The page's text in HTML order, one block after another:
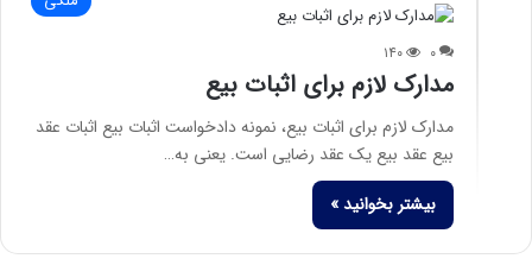
۰ ۱۴۰
مدارک لازم برای اثبات بیع
مدارک لازم برای اثبات بیع، نمونه دادخواست اثبات بیع اثبات عقد
بیع عقد بیع یک عقد رضایی است. یعنی به…
بیشتر بخوانید »